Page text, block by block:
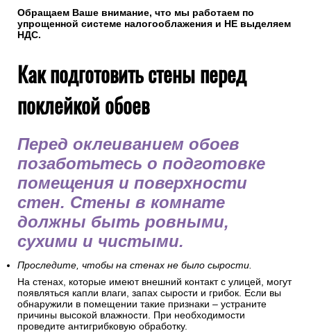
Обращаем Ваше внимание, что мы работаем по
упрощенной системе налогооблажения и НЕ выделяем
НДС.
Как подготовить стены перед
поклейкой обоев
Перед оклеиванием обоев
позаботьтесь о подготовке
помещения и поверхности
стен. Стены в комнате
должны быть ровными,
сухими и чистыми.
Проследите, чтобы на стенах не было сырости.
На стенах, которые имеют внешний контакт с улицей, могут
появляться капли влаги, запах сырости и грибок. Если вы
обнаружили в помещении такие признаки – устраните
причины высокой влажности. При необходимости
проведите антигрибковую обработку.